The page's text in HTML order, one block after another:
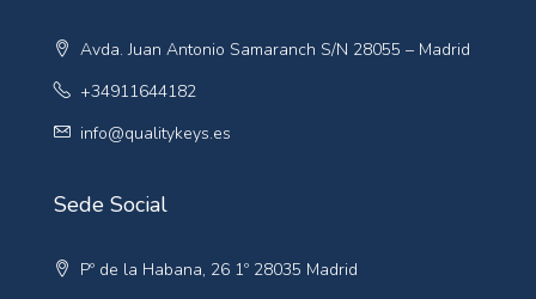
Avda. Juan Antonio Samaranch S/N 28055 – Madrid
+34911644182
info@qualitykeys.es
Sede Social
Pº de la Habana, 26 1º 28035 Madrid